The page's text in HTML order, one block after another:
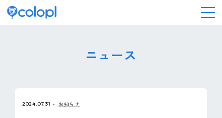
ニュース
2024.07.31 お知らせ